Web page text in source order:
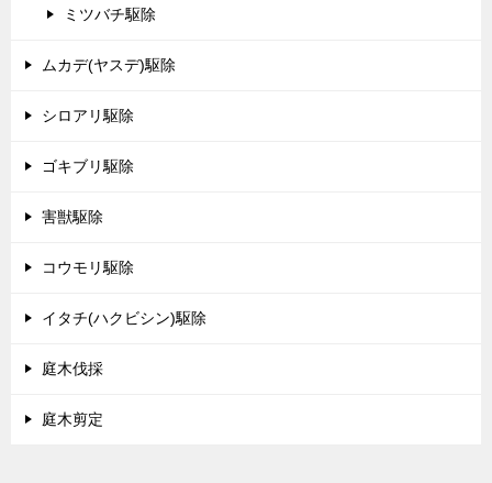
ミツバチ駆除
ムカデ(ヤスデ)駆除
シロアリ駆除
ゴキブリ駆除
害獣駆除
コウモリ駆除
イタチ(ハクビシン)駆除
庭木伐採
庭木剪定